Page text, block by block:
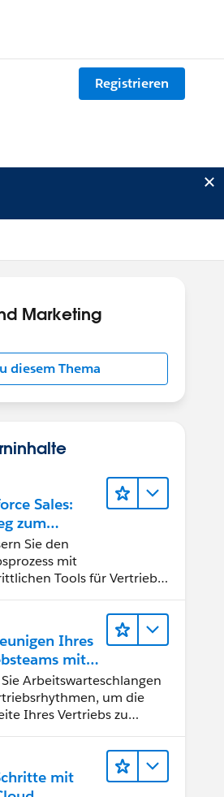
Registrieren
Marketing
diesem Thema
Sales:
zum
Sie den
mit
Tools für Vertrieb
Sie strategische
und schließen
zu-Cash-Zyklus
ab.
Ihres
mit
Arbeitswarteschlangen
um die
Ihres Vertriebs zu
mit